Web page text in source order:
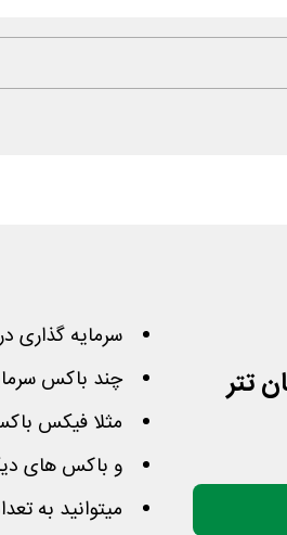
تتر
سرمایه گذاری
چند باکس
مثلا فیکس
و باکس های
میتوانید به